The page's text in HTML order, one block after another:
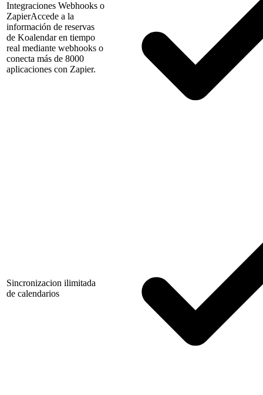
Integraciones Webhooks o
ZapierAccede a la
información de reservas
de Koalendar en tiempo
real mediante webhooks o
conecta más de 8000
aplicaciones con Zapier.
Sincronizacion ilimitada
de calendarios